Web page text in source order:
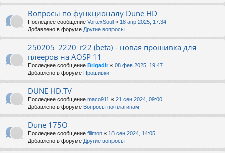
Вопросы по функционалу Dune HD
Последнее сообщение VortexSoul « 18 апр 2025, 17:34
Добавлено в форуме Другие вопросы
250205_2220_r22 (beta) - новая прошивка для
плееров на AOSP 11
Последнее сообщение Brigadir« 08 фев 2025, 19:47
Добавлено в форуме Прошивки
DUNE HD.TV
Последнее сообщение maco911 « 21 сен 2024, 09:00
Добавлено в форуме Вопросы по плагинам
Dune 175O
Последнее сообщение filimon « 18 сен 2024, 14:05
Добавлено в форуме Другие вопросы